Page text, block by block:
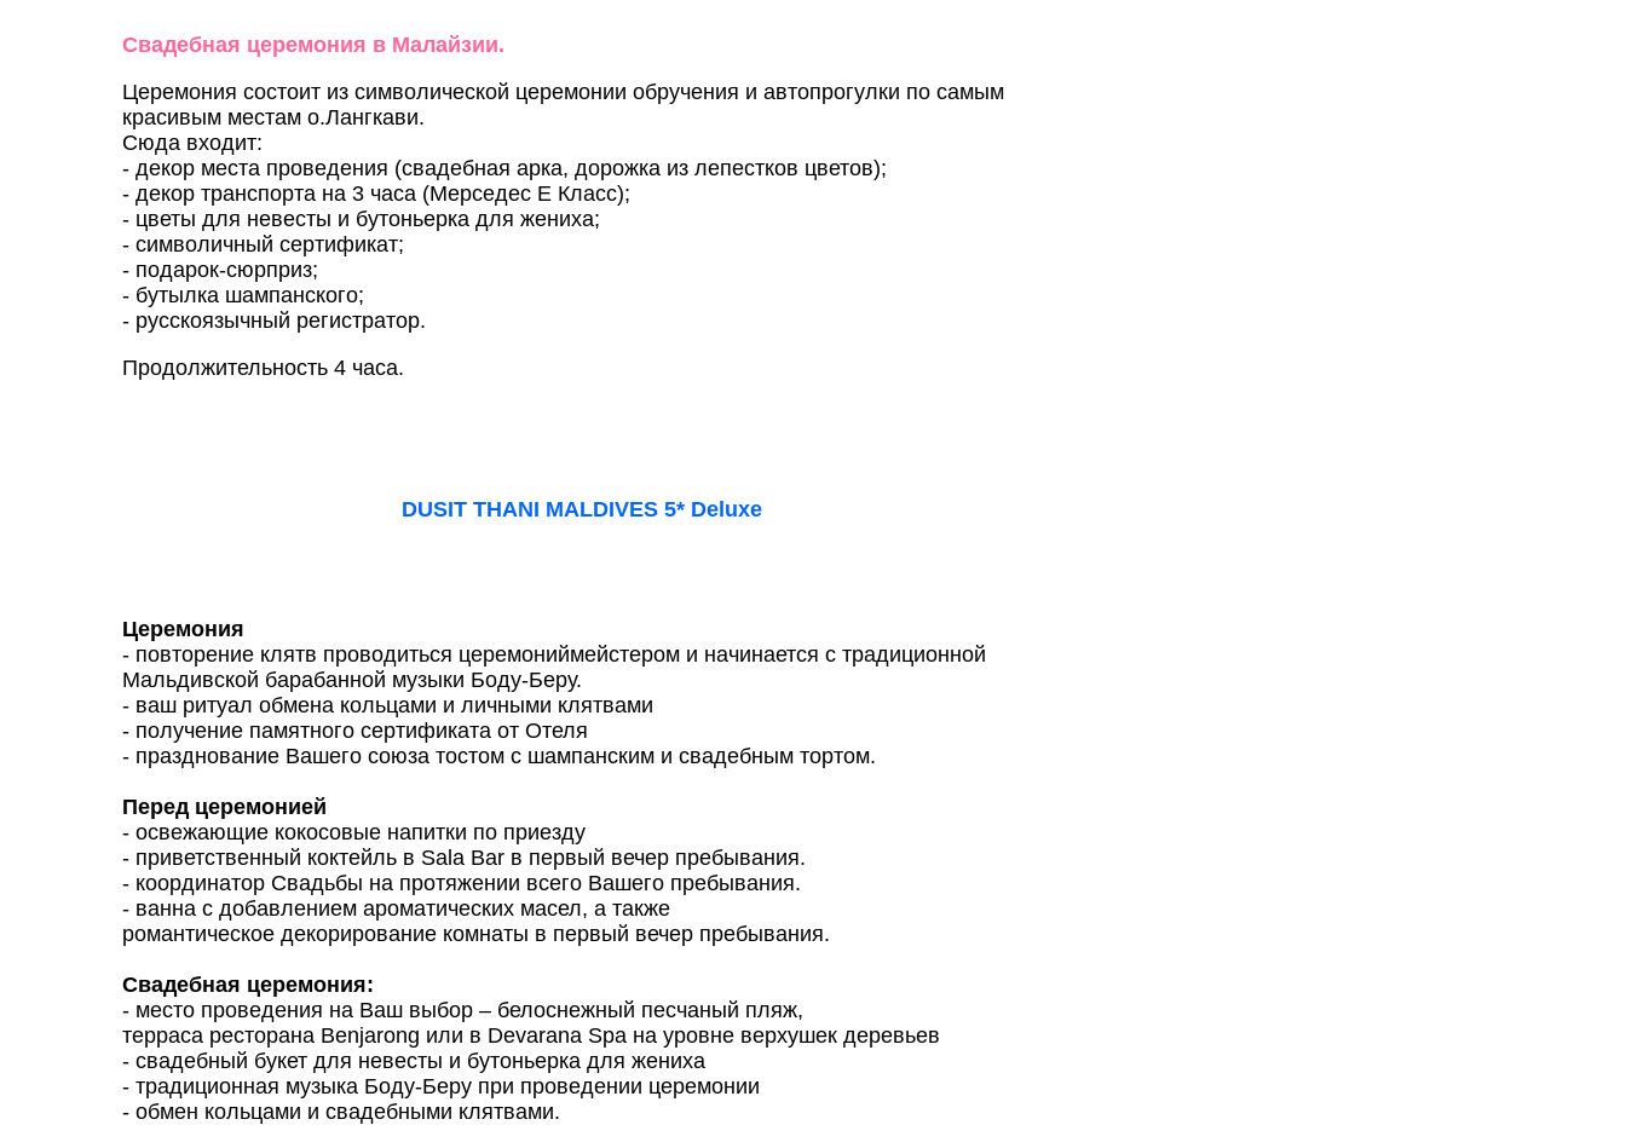
Свадебная церемония в Малайзии.
Церемония состоит из символической церемонии обручения и автопрогулки по самым
красивым местам о.Лангкави.
Сюда входит:
- декор места проведения (свадебная арка, дорожка из лепестков цветов);
- декор транспорта на 3 часа (Мерседес Е Класс);
- цветы для невесты и бутоньерка для жениха;
- символичный сертификат;
- подарок-сюрприз;
- бутылка шампанского;
- русскоязычный регистратор.
Продолжительность 4 часа.
DUSIT THANI MALDIVES 5* Deluxe
Церемония
- повторение клятв проводиться церемониймейстером и начинается с традиционной
Мальдивской барабанной музыки Боду-Беру.
- ваш ритуал обмена кольцами и личными клятвами
- получение памятного сертификата от Отеля
- празднование Вашего союза тостом с шампанским и свадебным тортом.
Перед церемонией
- освежающие кокосовые напитки по приезду
- приветственный коктейль в Sala Bar в первый вечер пребывания.
- координатор Свадьбы на протяжении всего Вашего пребывания.
- ванна с добавлением ароматических масел, а также
романтическое декорирование комнаты в первый вечер пребывания.
Свадебная церемония:
- место проведения на Ваш выбор – белоснежный песчаный пляж,
терраса ресторана Benjarong или в Devarana Spa на уровне верхушек деревьев
- свадебный букет для невесты и бутоньерка для жениха
- традиционная музыка Боду-Беру при проведении церемонии
- обмен кольцами и свадебными клятвами.